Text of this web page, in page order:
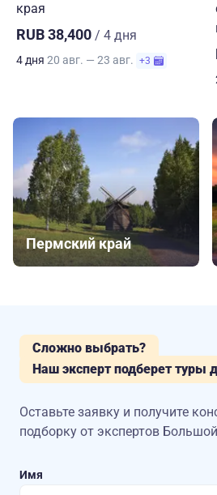
края
RUB 38,400 / 4 дня
4 дня 20 авг. — 23 авг. +3
Пермский край
Сложно выбрать?
Наш эксперт подберет туры
Оставьте заявку и получите
подборку от экспертов
Имя